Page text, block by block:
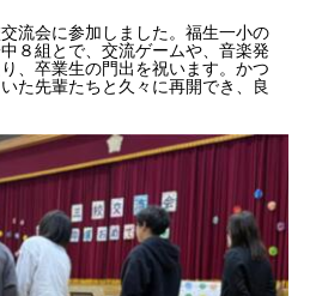
流会に参加しました。福生一小の
８組とで、交流ゲームや、音楽発
、卒業生の門出を祝います。かつ
た先輩たちと久々に再開でき、良